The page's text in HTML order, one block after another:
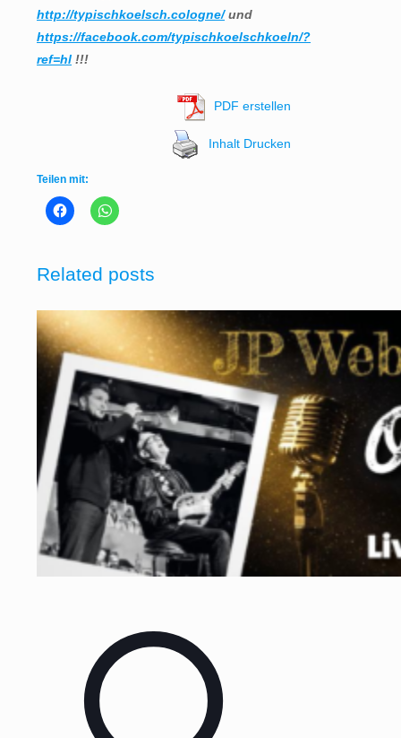
http://typischkoelsch.cologne/und
https://facebook.com/typischkoelschkoeln/?
ref=hl !!!
PDF erstellen
Inhalt Drucken
Teilen mit:
Related posts